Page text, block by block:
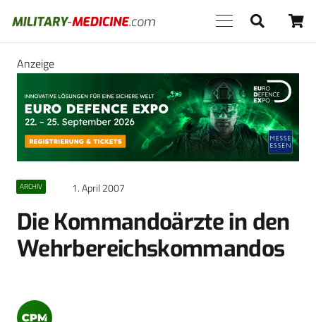
Anzeige
ARCHIV 1. April 2007
Die Kommandoärzte in den
Wehrbereichskommandos